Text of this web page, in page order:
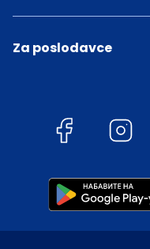
Za poslodavce